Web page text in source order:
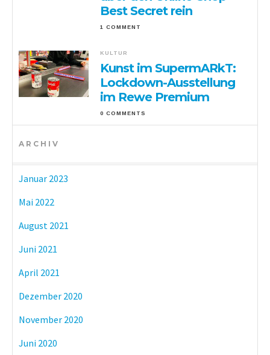
Best Secret rein
1 COMMENT
KULTUR
Kunst im SupermARkT:
Lockdown-Ausstellung
im Rewe Premium
0 COMMENTS
ARCHIV
Januar 2023
Mai 2022
August 2021
Juni 2021
April 2021
Dezember 2020
November 2020
Juni 2020